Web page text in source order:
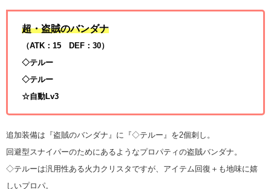
超・盗賊のバンダナ
（ATK：15 DEF：30）
◇テルー
◇テルー
☆自動Lv3
追加装備は『盗賊のバンダナ』に『◇テルー』を2個刺し。
回避型スナイパーのためにあるようなプロパティの盗賊バンダナ。
◇テルーは汎用性ある火力クリスタですが、アイテム回復＋も地味に嬉
しいプロパ。